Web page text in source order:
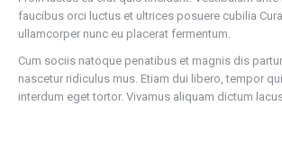
faucibus orci luctus et ultrices posuere cubilia
ullamcorper nunc eu placerat fermentum.
Cum sociis natoque penatibus et magnis dis
nascetur ridiculus mus. Etiam dui libero, tempor
interdum eget tortor. Vivamus aliquam dictum